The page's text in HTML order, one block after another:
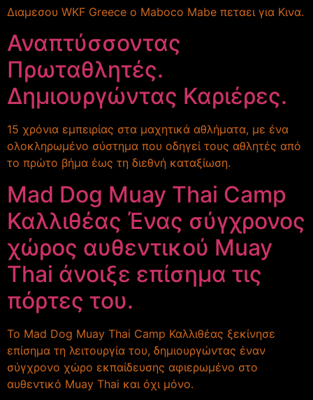
Διαμεσου WKF Greece o Maboco Mabe πεταει για Κινα.
Αναπτύσσοντας
Πρωταθλητές.
Δημιουργώντας Καριέρες.
15 χρόνια εμπειρίας στα μαχητικά αθλήματα, με ένα
ολοκληρωμένο σύστημα που οδηγεί τους αθλητές από
το πρώτο βήμα έως τη διεθνή καταξίωση.
Mad Dog Muay Thai Camp
Καλλιθέας Ένας σύγχρονος
χώρος αυθεντικού Muay
Thai άνοιξε επίσημα τις
πόρτες του.
Το Mad Dog Muay Thai Camp Καλλιθέας ξεκίνησε
επίσημα τη λειτουργία του, δημιουργώντας έναν
σύγχρονο χώρο εκπαίδευσης αφιερωμένο στο
αυθεντικό Muay Thai και όχι μόνο.